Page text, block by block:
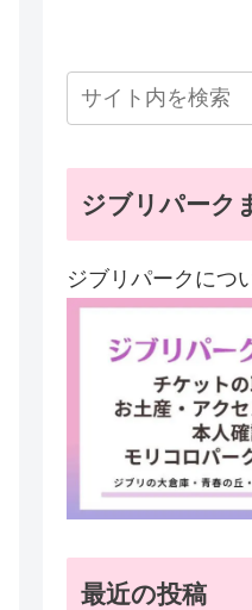
ジブリパーク
ジブリパークにつ
最近の投稿